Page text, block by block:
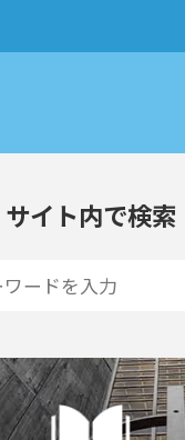
サイト内で検索